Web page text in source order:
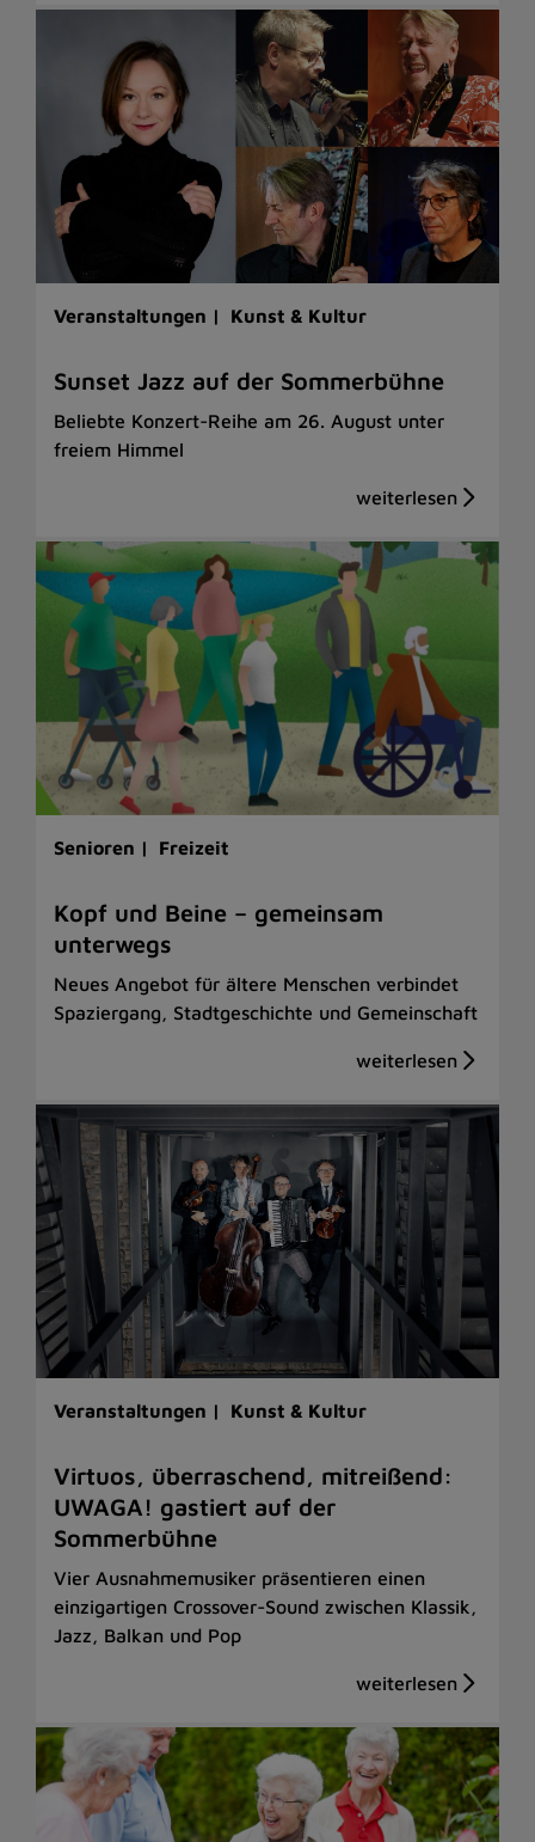
Veranstaltungen | Kunst & Kultur
Sunset Jazz auf der Sommerbühne
Beliebte Konzert-Reihe am 26. August unter
freiem Himmel
Senioren | Freizeit
Kopf und Beine – gemeinsam
unterwegs
Neues Angebot für ältere Menschen verbindet
Spaziergang, Stadtgeschichte und Gemeinschaft
Veranstaltungen | Kunst & Kultur
Virtuos, überraschend, mitreißend:
UWAGA! gastiert auf der
Sommerbühne
Vier Ausnahmemusiker präsentieren einen
einzigartigen Crossover-Sound zwischen Klassik,
Jazz, Balkan und Pop